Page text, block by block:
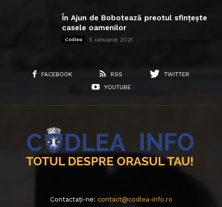
În Ajun de Bobotează preotul sfințește
casele oamenilor
Codlea 5 ianuarie 2021
FACEBOOK RSS
TWITTER
YOUTUBE
Contactați-ne: contact@codlea-info.ro